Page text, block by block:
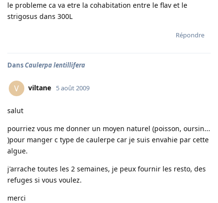
le probleme ca va etre la cohabitation entre le flav et le
strigosus dans 300L
Répondre
DansCaulerpa lentillifera
V viltane 5 août 2009
salut
pourriez vous me donner un moyen naturel (poisson, oursin...
)pour manger c type de caulerpe car je suis envahie par cette
algue.
j'arrache toutes les 2 semaines, je peux fournir les resto, des
refuges si vous voulez.
merci